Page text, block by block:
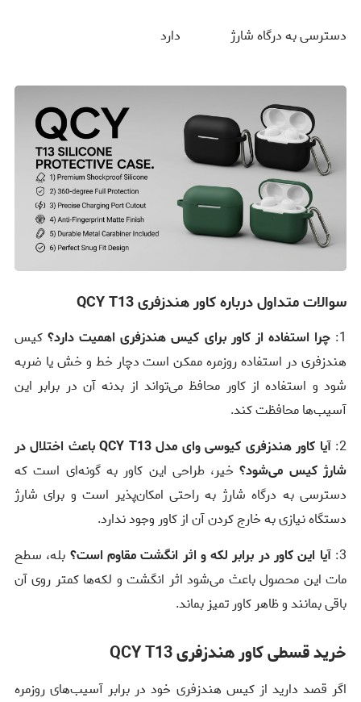
دسترسی به درگاه شارژ دارد
سوالات متداول درباره کاور هندزفری QCY T13
1: چرا استفاده از کاور برای کیس هندزفری اهمیت دارد؟کیس
هندزفری در استفاده روزمره ممکن است دچار خط و خش یا ضربه
شود و استفاده از کاور محافظ می‌تواند از بدنه آن در برابر این
آسیب‌ها محافظت کند.
2:
آیا کاور هندزفری کیوسی وای مدل QCY T13 باعث اختلال در
شارژ کیس می‌شود؟خیر، طراحی این کاور به گونه‌ای است که
دسترسی به درگاه شارژ به راحتی امکان‌پذیر است و برای شارژ
دستگاه نیازی به خارج کردن آن از کاور وجود ندارد.
3: آیا این کاور در برابر لکه و اثر انگشت مقاوم است؟ بله، سطح
مات این محصول باعث می‌شود اثر انگشت و لکه‌ها کمتر روی آن
باقی بمانند و ظاهر کاور تمیز بماند.
خرید قسطی کاور هندزفری QCY T13
اگر قصد دارید از کیس هندزفری خود در برابر آسیب‌های روزمره